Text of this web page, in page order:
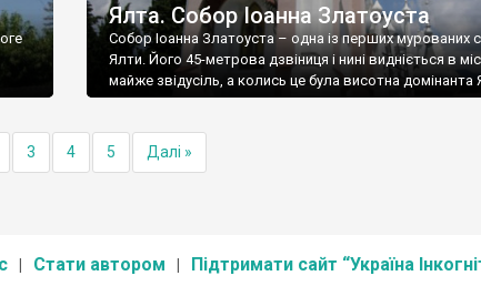
Ялта. Собор Іоанна Златоуста
Собор Іоанна Златоуста – одна із перших мурованих
Ялти. Його 45-метрова дзвіниця і нині видніється в
майже звідусіль, а колись це була висотна домінанта
3 4 5 Далі »
Стати автором Підтримати сайт “Україна